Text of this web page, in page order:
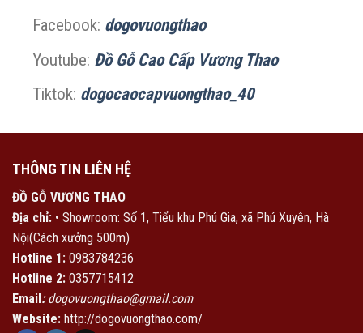
Facebook: dogovuongthao
Youtube: Đồ Gỗ Cao Cấp Vương Thao
Tiktok: dogocaocapvuongthao_40
THÔNG TIN LIÊN HỆ
ĐỒ GỖ VƯƠNG THAO
Địa chỉ: • Showroom: Số 1, Tiểu khu Phú Gia, xã Phú Xuyên, Hà
Nội(Cách xưởng 500m)
Hotline 1: 0983784236
Hotline 2: 0357715412
Email:dogovuongthao@gmail.com
Website: http://dogovuongthao.com/